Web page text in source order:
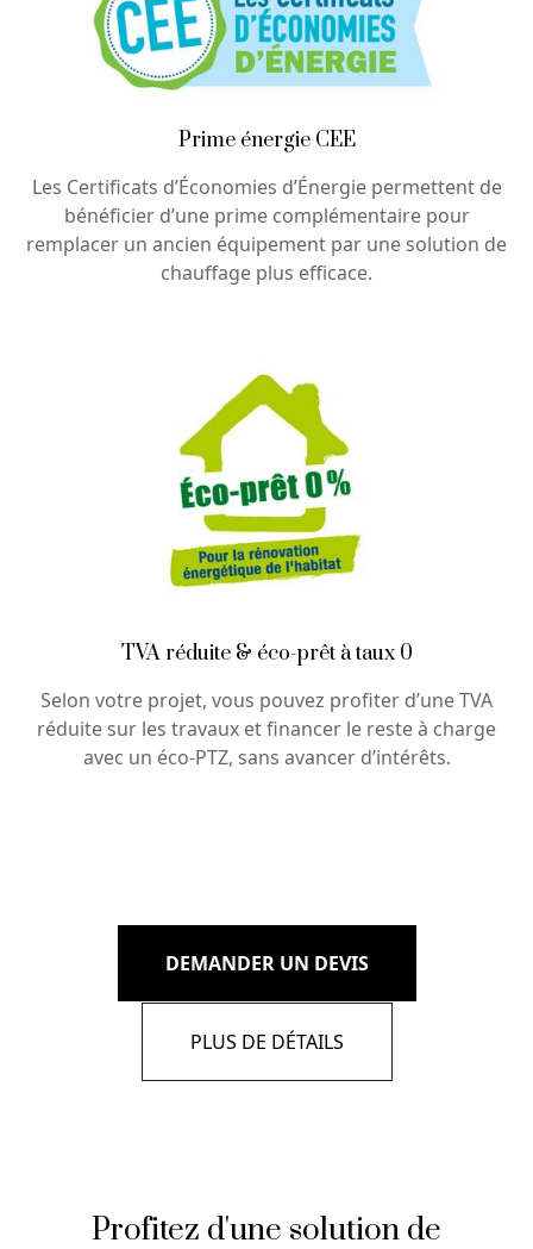
Prime énergie CEE
Les Certificats d’Économies d’Énergie permettent de
bénéficier d’une prime complémentaire pour
remplacer un ancien équipement par une solution de
chauffage plus efficace.
TVA réduite & éco-prêt à taux 0
Selon votre projet, vous pouvez profiter d’une TVA
réduite sur les travaux et financer le reste à charge
avec un éco-PTZ, sans avancer d’intérêts.
DEMANDER UN DEVIS
PLUS DE DÉTAILS
Profitez d'une solution de